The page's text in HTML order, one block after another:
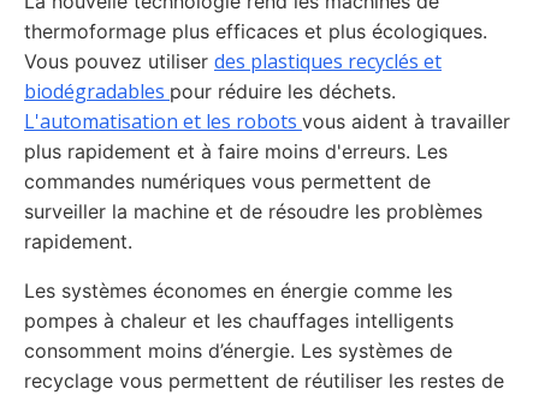
thermoformage plus efficaces et plus écologiques.
Vous pouvez utiliser des plastiques recyclés et
biodégradables pour réduire les déchets.
L'automatisation et les robots vous aident à travailler
plus rapidement et à faire moins d'erreurs. Les
commandes numériques vous permettent de
surveiller la machine et de résoudre les problèmes
rapidement.
Les systèmes économes en énergie comme les
pompes à chaleur et les chauffages intelligents
consomment moins d’énergie. Les systèmes de
recyclage vous permettent de réutiliser les restes de